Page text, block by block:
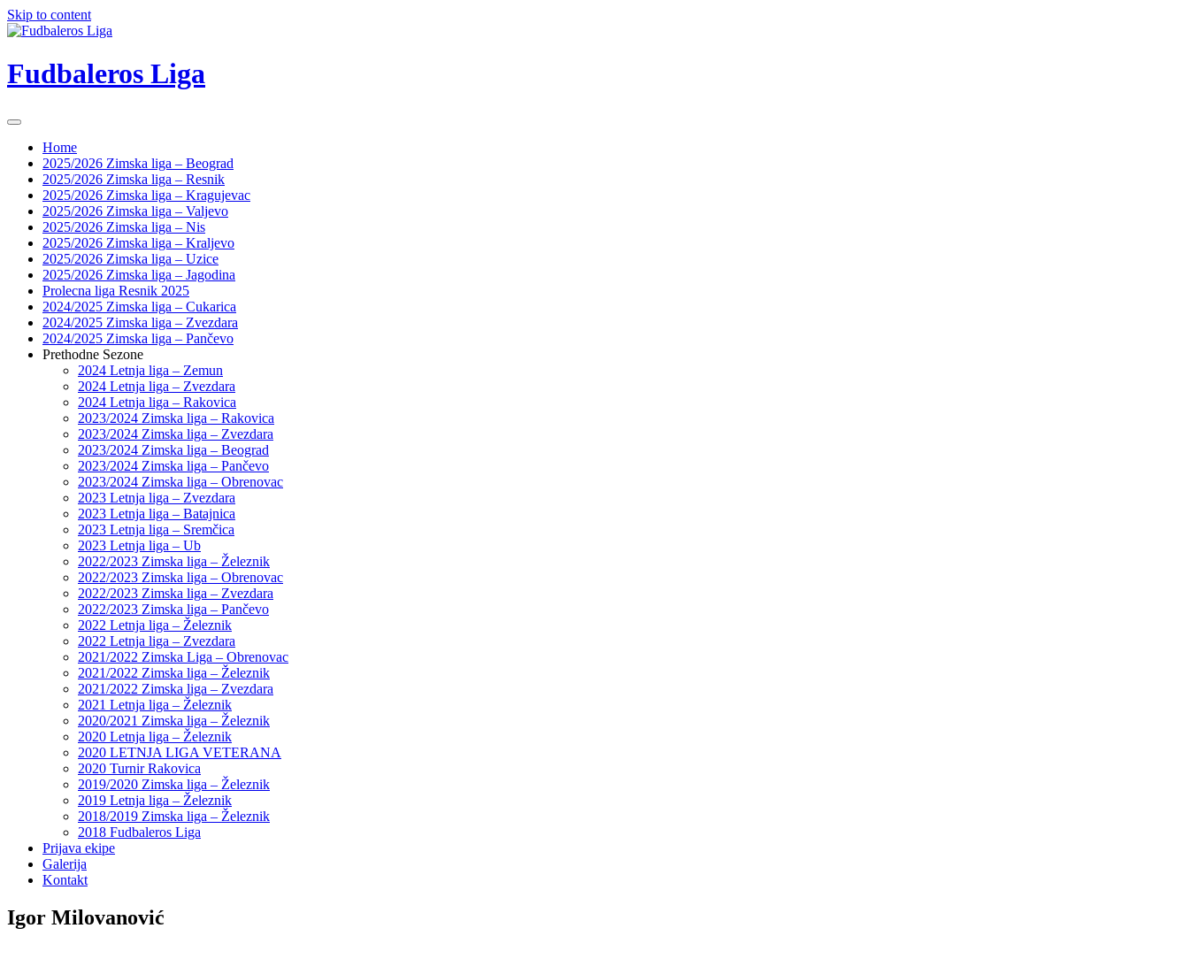
Skip to content
Fudbaleros Liga
Home
2025/2026 Zimska liga – Beograd
2025/2026 Zimska liga – Resnik
2025/2026 Zimska liga – Kragujevac
2025/2026 Zimska liga – Valjevo
2025/2026 Zimska liga – Nis
2025/2026 Zimska liga – Kraljevo
2025/2026 Zimska liga – Uzice
2025/2026 Zimska liga – Jagodina
Prolecna liga Resnik 2025
2024/2025 Zimska liga – Cukarica
2024/2025 Zimska liga – Zvezdara
2024/2025 Zimska liga – Pančevo
Prethodne Sezone
2024 Letnja liga – Zemun
2024 Letnja liga – Zvezdara
2024 Letnja liga – Rakovica
2023/2024 Zimska liga – Rakovica
2023/2024 Zimska liga – Zvezdara
2023/2024 Zimska liga – Beograd
2023/2024 Zimska liga – Pančevo
2023/2024 Zimska liga – Obrenovac
2023 Letnja liga – Zvezdara
2023 Letnja liga – Batajnica
2023 Letnja liga – Sremčica
2023 Letnja liga – Ub
2022/2023 Zimska liga – Železnik
2022/2023 Zimska liga – Obrenovac
2022/2023 Zimska liga – Zvezdara
2022/2023 Zimska liga – Pančevo
2022 Letnja liga – Železnik
2022 Letnja liga – Zvezdara
2021/2022 Zimska Liga – Obrenovac
2021/2022 Zimska liga – Železnik
2021/2022 Zimska liga – Zvezdara
2021 Letnja liga – Železnik
2020/2021 Zimska liga – Železnik
2020 Letnja liga – Železnik
2020 LETNJA LIGA VETERANA
2020 Turnir Rakovica
2019/2020 Zimska liga – Železnik
2019 Letnja liga – Železnik
2018/2019 Zimska liga – Železnik
2018 Fudbaleros Liga
Prijava ekipe
Galerija
Kontakt
Igor Milovanović